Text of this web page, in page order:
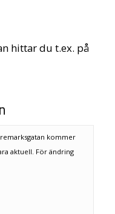
hittar du t.ex. på
kommer
aktuell. För ändring